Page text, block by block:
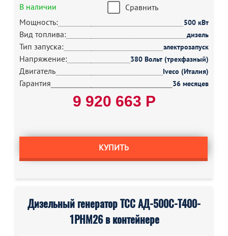
В наличии
Сравнить
Мощность:
500 кВт
Вид топлива: дизель
Тип запуска: электрозапуск
Напряжение: 380 Вольт (трехфазный)
Двигатель Iveco (Италия)
Гарантия 36 месяцев
9 920 663 Р
КУПИТЬ
Дизельный генератор ТСС АД-500С-Т400-
1РНМ26 в контейнере